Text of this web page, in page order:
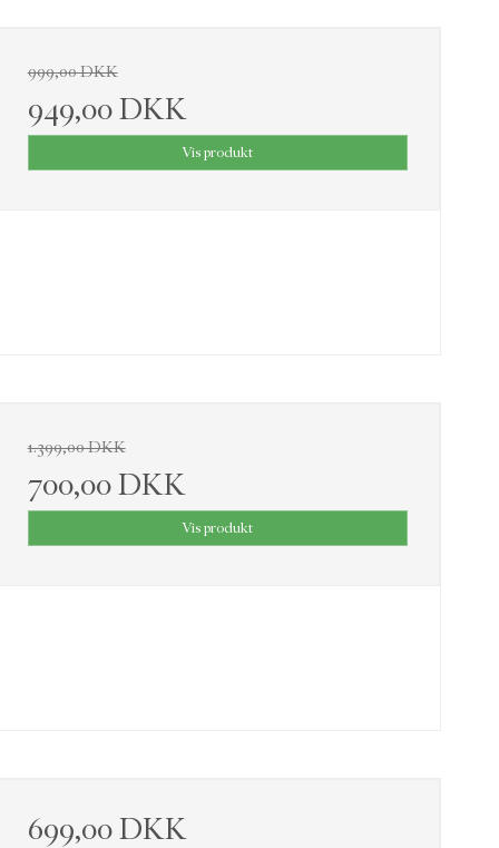
999,00 DKK
949,00 DKK
Vis produkt
1.399,00 DKK
700,00 DKK
Vis produkt
699,00 DKK